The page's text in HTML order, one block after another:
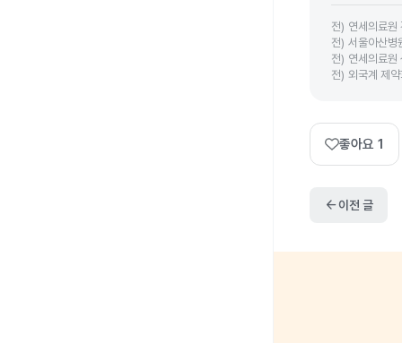
전) 연세의료원
전) 서울아산병
전) 연세의료원
전) 외국계 제
좋아요 1
arrow_back이전 글